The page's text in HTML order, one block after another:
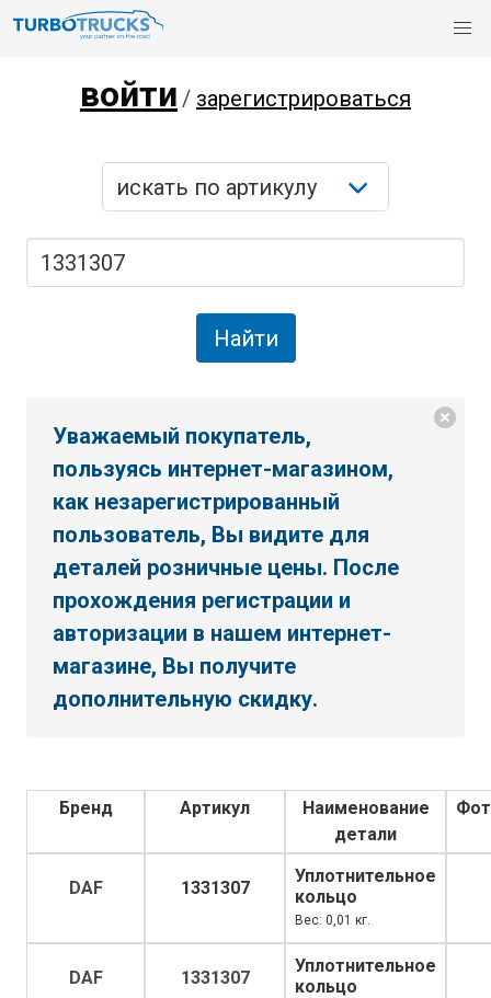
войти / зарегистрироваться
Уважаемый покупатель,
пользуясь интернет-магазином,
как незарегистрированный
пользователь, Вы видите для
деталей розничные цены. После
прохождения регистрации и
авторизации в нашем интернет-
магазине, Вы получите
дополнительную скидку.
Бренд Артикул
Наименование
детали
DAF 1331307
Уплотнительное
кольцо
Вес: 0,01 кг.
DAF 1331307
Уплотнительное
кольцо